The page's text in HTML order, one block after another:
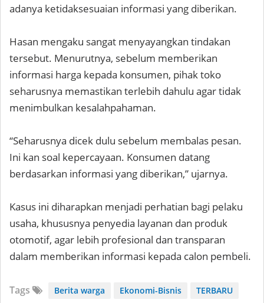
adanya ketidaksesuaian informasi yang diberikan.
Hasan mengaku sangat menyayangkan tindakan
tersebut. Menurutnya, sebelum memberikan
informasi harga kepada konsumen, pihak toko
seharusnya memastikan terlebih dahulu agar tidak
menimbulkan kesalahpahaman.
“Seharusnya dicek dulu sebelum membalas pesan.
Ini kan soal kepercayaan. Konsumen datang
berdasarkan informasi yang diberikan,” ujarnya.
Kasus ini diharapkan menjadi perhatian bagi pelaku
usaha, khususnya penyedia layanan dan produk
otomotif, agar lebih profesional dan transparan
dalam memberikan informasi kepada calon pembeli.
Tags Berita warga Ekonomi-Bisnis TERBARU